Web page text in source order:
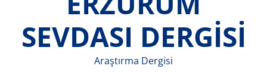
SEVDASI DERGİSİ
Araştırma Dergisi